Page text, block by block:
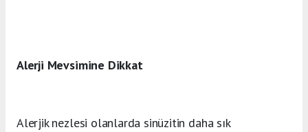
Alerji Mevsimine Dikkat
Alerjik nezlesi olanlarda sinüzitin daha sık